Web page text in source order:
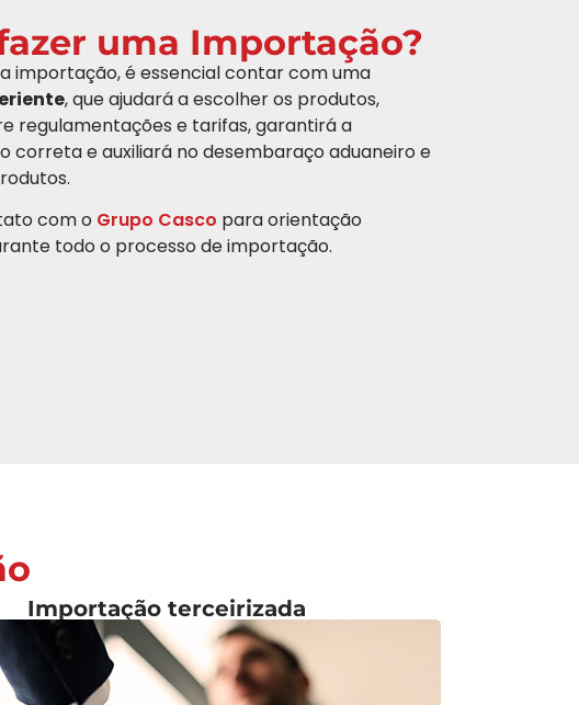
uma Importação?
importação, é essencial contar com uma
, que ajudará a escolher os produtos,
regulamentações e tarifas, garantirá a
correta e auxiliará no desembaraço aduaneiro e
com o Grupo Casco para orientação
todo o processo de importação.
Importação terceirizada